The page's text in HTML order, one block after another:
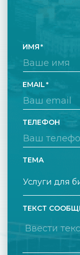
ИМЯ
EMAIL
ТЕЛЕФОН
ТЕМА
ТЕКСТ